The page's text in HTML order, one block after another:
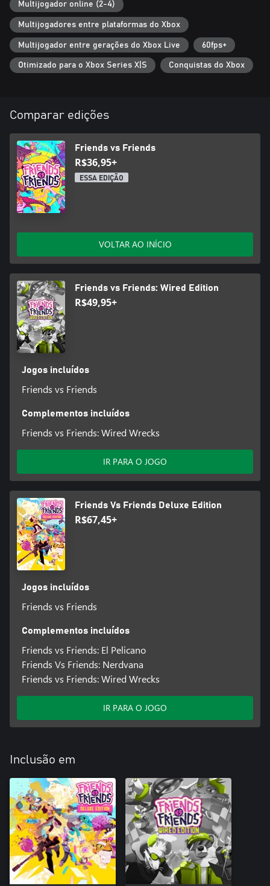
Multijogador online (2-4)
Multijogadores entre plataformas do Xbox
Multijogador entre gerações do Xbox Live 60fps+
Otimizado para o Xbox Series X|S Conquistas do Xbox
Comparar edições
Friends vs Friends
R$36,95+
ESSA EDIÇÃO
VOLTAR AO INÍCIO
Friends vs Friends: Wired Edition
R$49,95+
Jogos incluídos
Friends vs Friends
Complementos incluídos
Friends vs Friends: Wired Wrecks
IR PARA O JOGO
Friends Vs Friends Deluxe Edition
R$67,45+
Jogos incluídos
Friends vs Friends
Complementos incluídos
Friends vs Friends: El Pelicano
Friends Vs Friends: Nerdvana
Friends vs Friends: Wired Wrecks
IR PARA O JOGO
Inclusão em